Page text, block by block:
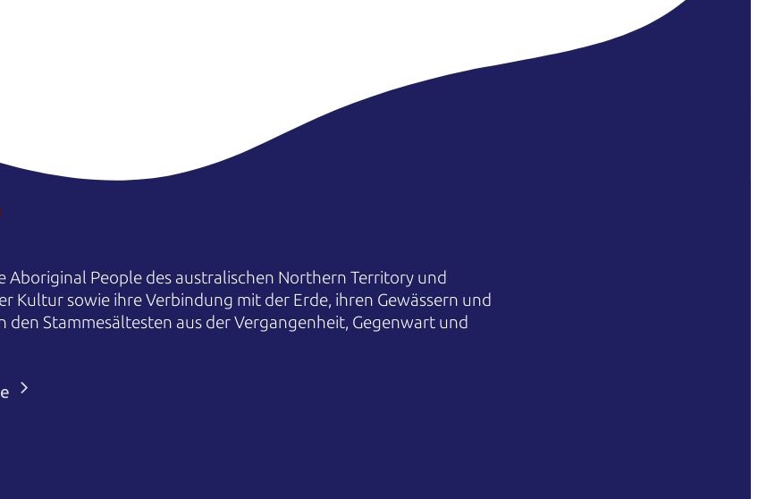
Aboriginal People des australischen Northern Territory und
Kultur sowie ihre Verbindung mit der Erde, ihren Gewässern und
den Stammesältesten aus der Vergangenheit, Gegenwart und